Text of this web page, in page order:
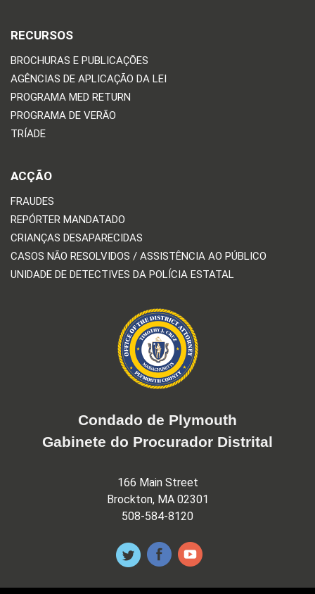
RECURSOS
BROCHURAS E PUBLICAÇÕES
AGÊNCIAS DE APLICAÇÃO DA LEI
PROGRAMA MED RETURN
PROGRAMA DE VERÃO
TRÍADE
ACÇÃO
FRAUDES
REPÓRTER MANDATADO
CRIANÇAS DESAPARECIDAS
CASOS NÃO RESOLVIDOS / ASSISTÊNCIA AO PÚBLICO
UNIDADE DE DETECTIVES DA POLÍCIA ESTATAL
Condado de Plymouth
Gabinete do Procurador Distrital
166 Main Street
Brockton, MA 02301
508-584-8120